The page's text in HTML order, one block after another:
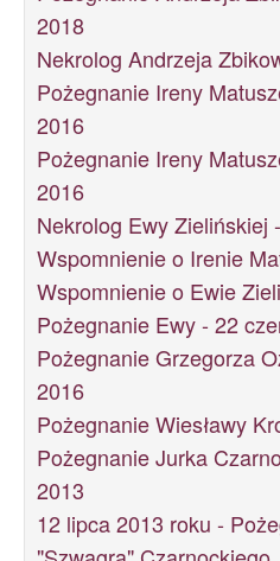
2018
Nekrolog Andrzeja
Pożegnanie Ireny
2016
Pożegnanie Ireny
2016
Nekrolog Ewy Zielińskiej
Wspomnienie o Irenie
Wspomnienie o Ewie
Pożegnanie Ewy - 22
Pożegnanie Grzegorza
2016
Pożegnanie Wiesławy
Pożegnanie Jurka
2013
12 lipca 2013 roku -